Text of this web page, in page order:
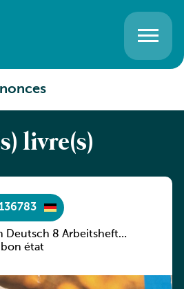
livre(s)
Deutsch 8 Arbeitsheft
Luxemburg)
bon état